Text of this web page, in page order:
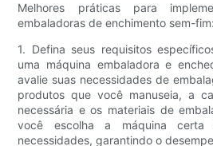
Melhores práticas para
embaladoras de enchimento sem-fim:
1. Defina seus requisitos
uma máquina embaladora e
avalie suas necessidades de
produtos que você manuseia, a
necessária e os materiais de
você escolha a máquina
necessidades, garantindo o